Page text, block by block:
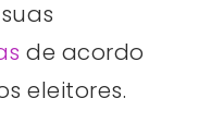
de acordo
eleitores.